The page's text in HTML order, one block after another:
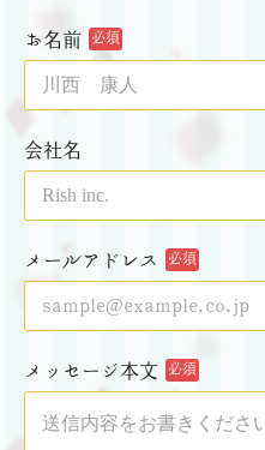
お名前 必須
会社名
メールアドレス 必須
メッセージ本文 必須